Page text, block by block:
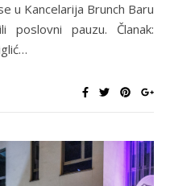
u Kancelarija Brunch Baru
pauzu. Članak: